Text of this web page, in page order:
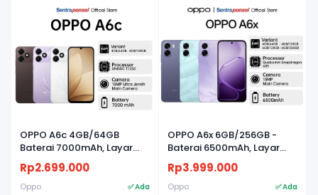
OPPO A6c 4GB/64GB
Baterai 7000mAh, Layar
120Hz
Rp2.699.000
Oppo ✅ Ada
OPPO A6x 6GB/256GB -
Baterai 6500mAh, Layar
120Hz & Snapdragon 685
Rp3.999.000
Oppo ✅ Ada